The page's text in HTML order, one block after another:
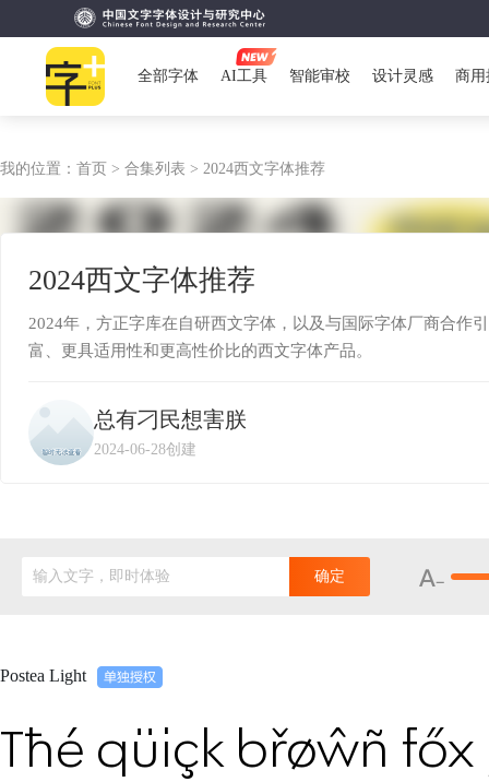
全部字体 AI工具 智能审校 设计灵感 商用
我的位置： 首页 > 合集列表 > 2024西文字体推荐
2024西文字体推荐
2024年，方正字库在自研西文字体，以及与国际字体厂商合作
富、更具适用性和更高性价比的西文字体产品。
总有刁民想害朕
2024-06-28创建
输入文字，即时体验 确定
Postea Light
Tħé qüiçk břøŵñ főx